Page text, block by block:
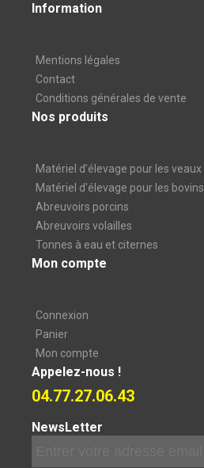
Information
Mentions légales
Contact
Conditions générales de vente
Nos produits
Matériel d’élevage pour les veaux
Matériel d'élevage pour les bovins
Abreuvoirs porcins
Abreuvoirs volailles
Tonnes à eau et citernes
Mon compte
Connexion
Panier
Mon compte
Appelez-nous !
04.77.27.06.43
NewsLetter